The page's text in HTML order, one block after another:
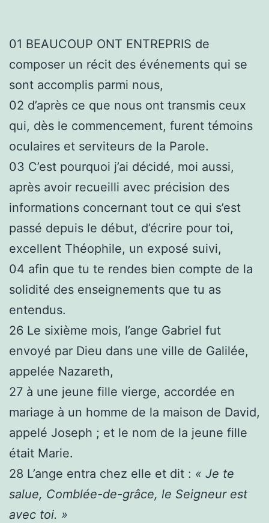
01 BEAUCOUP ONT ENTREPRIS de
composer un récit des événements qui se
sont accomplis parmi nous,
02 d’après ce que nous ont transmis ceux
qui, dès le commencement, furent témoins
oculaires et serviteurs de la Parole.
03 C’est pourquoi j’ai décidé, moi aussi,
après avoir recueilli avec précision des
informations concernant tout ce qui s’est
passé depuis le début, d’écrire pour toi,
excellent Théophile, un exposé suivi,
04 afin que tu te rendes bien compte de la
solidité des enseignements que tu as
entendus.
26 Le sixième mois, l’ange Gabriel fut
envoyé par Dieu dans une ville de Galilée,
appelée Nazareth,
27 à une jeune fille vierge, accordée en
mariage à un homme de la maison de David,
appelé Joseph ; et le nom de la jeune fille
était Marie.
28 L’ange entra chez elle et dit : « Je te
salue, Comblée-de-grâce, le Seigneur est
avec toi. »